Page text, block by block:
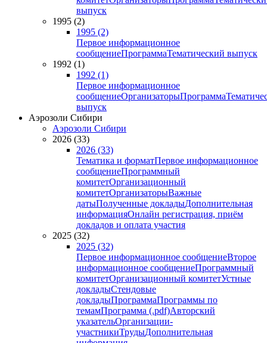
выпуск
1995 (2)
1995 (2)
Первое информационное
сообщениеПрограммаТематический выпуск
1992 (1)
1992 (1)
Первое информационное
сообщениеОрганизаторыПрограмма
выпуск
Аэрозоли Сибири
Аэрозоли Сибири
2026 (33)
2026 (33)
Тематика и форматПервое информационное
сообщениеПрограммный
комитетОрганизационный
комитетОрганизаторыВажные
датыПолученные докладыДополнительная
информацияОнлайн регистрация, приём
докладов и оплата участия
2025 (32)
2025 (32)
Первое информационное сообщениеВторое
информационное сообщениеПрограммный
комитетОрганизационный комитетУстные
докладыСтендовые
докладыПрограммаПрограммы по
темамПрограмма (.pdf)Авторский
указательОрганизации-
участникиТрудыДополнительная